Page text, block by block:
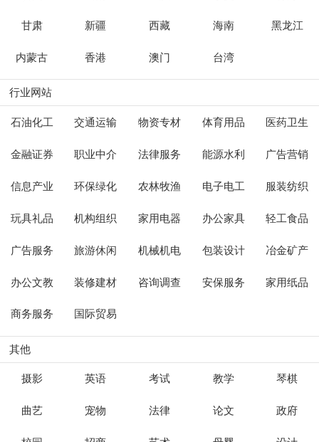
甘肃 新疆 西藏 海南 黑龙江
内蒙古 香港 澳门 台湾
行业网站
石油化工 交通运输 物资专材 体育用品 医药卫生
金融证券 职业中介 法律服务 能源水利 广告营销
信息产业 环保绿化 农林牧渔 电子电工 服装纺织
玩具礼品 机构组织 家用电器 办公家具 轻工食品
广告服务 旅游休闲 机械机电 包装设计 冶金矿产
办公文教 装修建材 咨询调查 安保服务 家用纸品
商务服务 国际贸易
其他
摄影 英语 考试 教学 琴棋
曲艺 宠物 法律 论文 政府